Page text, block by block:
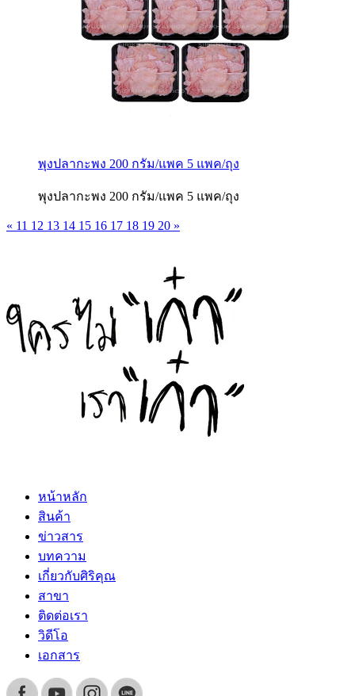
พุงปลากะพง 200 กรัม/แพค 5 แพค/ถุง
พุงปลากะพง 200 กรัม/แพค 5 แพค/ถุง
« 11 12 13 14 15 16 17 18 19 20 »
หน้าหลัก
สินค้า
ข่าวสาร
บทความ
เกี่ยวกับศิริคุณ
สาขา
ติดต่อเรา
วิดีโอ
เอกสาร